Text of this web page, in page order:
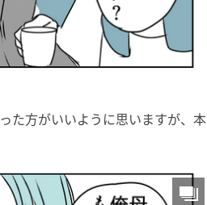
た方がいいように思いますが、本